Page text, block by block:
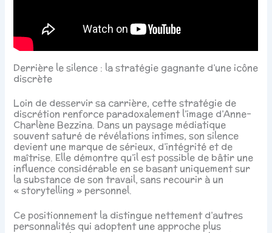
Derrière le silence : la stratégie gagnante d’une icône
discrète
Loin de desservir sa carrière, cette stratégie de
discrétion renforce paradoxalement l’image d’Anne-
Charlène Bezzina. Dans un paysage médiatique
souvent saturé de révélations intimes, son silence
devient une marque de sérieux, d’intégrité et de
maîtrise. Elle démontre qu’il est possible de bâtir une
influence considérable en se basant uniquement sur
la substance de son travail, sans recourir à un
« storytelling » personnel.
Ce positionnement la distingue nettement d’autres
personnalités qui adoptent une approche plus